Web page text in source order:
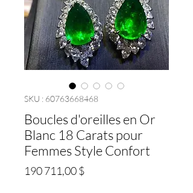
SKU : 60763668468
Boucles d'oreilles en Or
Blanc 18 Carats pour
Femmes Style Confort
190 711,00 $Prix